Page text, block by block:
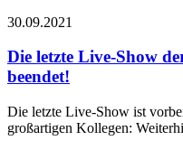
30.09.2021
Die letzte Live-Show
beendet!
Die letzte Live-Show ist
großartigen Kollegen: